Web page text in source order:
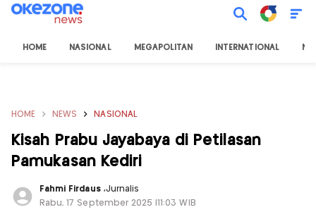
HOME NASIONAL MEGAPOLITAN INTERNATIONAL
HOME NEWS NASIONAL
Kisah Prabu Jayabaya di Petilasan
Pamukasan Kediri
Fahmi Firdaus ,Jurnalis
Rabu, 17 September 2025 |11:03 WIB